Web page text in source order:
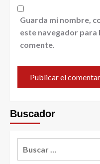
Guarda mi nombre,
este navegador para
comente.
Buscador